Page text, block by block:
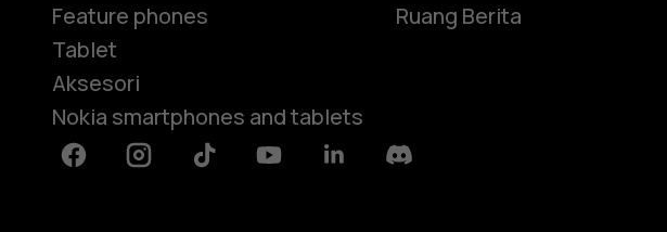
Feature phones
Tablet
Aksesori
Nokia smartphones and tablets
Ruang Berita
FacebookInstagramTiktok YoutubeLinkedinDiscord